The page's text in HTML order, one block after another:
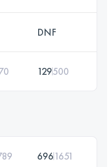
DNF
129500
6961651